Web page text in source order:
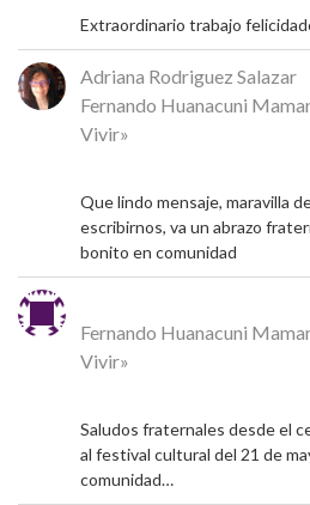
Extraordinario trabajo
Adriana Rodriguez Salazar
Fernando Huanacuni
Vivir»
Que lindo mensaje, maravilla
escribirnos, va un abrazo
bonito en comunidad
Fernando Huanacuni
Vivir»
Saludos fraternales desde el
al festival cultural del 21 de
comunidad…